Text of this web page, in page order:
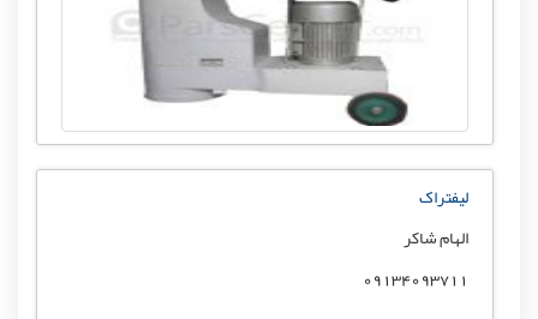
لیفتراک
الهام شاکر
09134093711